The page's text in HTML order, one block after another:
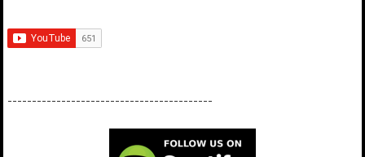
------------------------------------------